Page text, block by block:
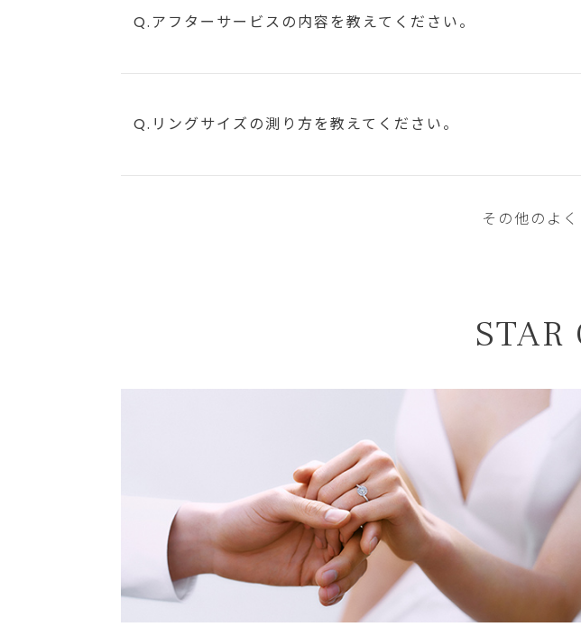
Q.アフターサービスの内容を教えてください。
Q.リングサイズの測り方を教えてください。
その他のよ